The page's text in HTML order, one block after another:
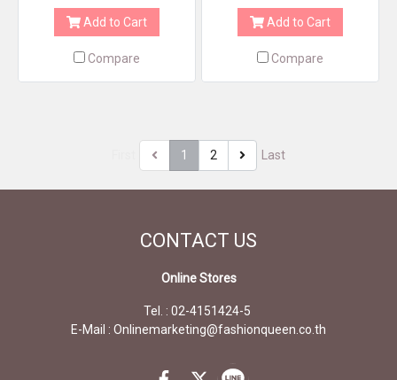
Add to Cart
Compare
Add to Cart
Compare
1 2 Last
CONTACT US
Online Stores
Tel. : 02-4151424-5
E-Mail : Onlinemarketing@fashionqueen.co.th